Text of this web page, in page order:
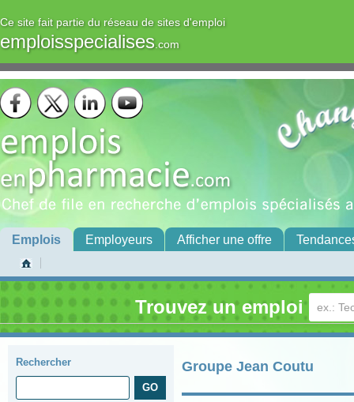
Ce site fait partie du réseau de sites d'emploi
emploisspecialises.com
Emplois Employeurs Afficher une offre
Trouvez un emploi
Rechercher Groupe Jean Coutu